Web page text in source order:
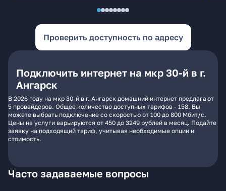
Проверить доступность по адресу
Подключить интернет на мкр 30-й в г.
Ангарск
В 2026 году на мкр 30-й в г. Ангарск домашний интернет предлагают
5 провайдеров. Общее количество доступных тарифов - 158. Вы
можете выбрать подключение со скоростью от 100 до 800 Мбит/с.
Цены на услуги варьируются от 450 до 3249 рублей в месяц. Подайте
заявку на подходящий тариф, учитывая необходимые опции и
стоимость.
Часто задаваемые вопросы